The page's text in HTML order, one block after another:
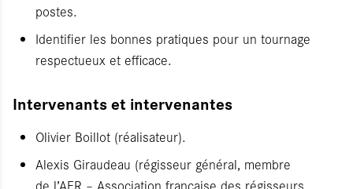
postes.
Identifier les bonnes pratiques pour un tournage
respectueux et efficace.
Intervenants et intervenantes
Olivier Boillot (réalisateur).
Alexis Giraudeau (régisseur général, membre
de l’AFR – Association française des régisseurs